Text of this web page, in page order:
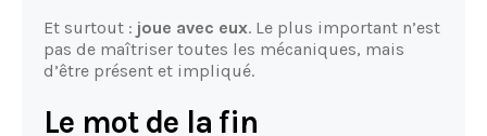
Et surtout : joue avec eux. Le plus important n’est
pas de maîtriser toutes les mécaniques, mais
d’être présent et impliqué.
Le mot de la fin